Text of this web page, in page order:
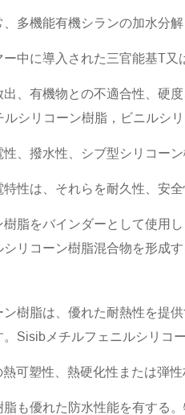
多機能有機シランの加水分
中に導入された三官能基T
、有機物との不適合性、硬
シリコーン樹脂，ビニルシ
、撥水性、シブ型シリコー
性は、それらを耐久性、安
脂をバインダーとして使用
リコーン樹脂混合物を形成す
ン樹脂は、優れた耐熱性を提
Sisibメチルフェニルシリコ
可塑性、熱硬化性または弾
も優れた防水性能を有する